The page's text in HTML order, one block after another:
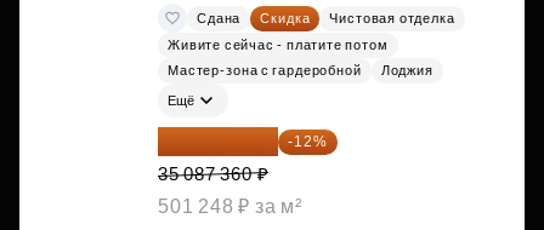
Сдана Скидка
Чистовая отделка
Живите сейчас - платите потом
Мастер-зона с гардеробной
Лоджия
Ещё
30 876 877 ₽ -12%
35 087 360 ₽
501 248 ₽ за м²